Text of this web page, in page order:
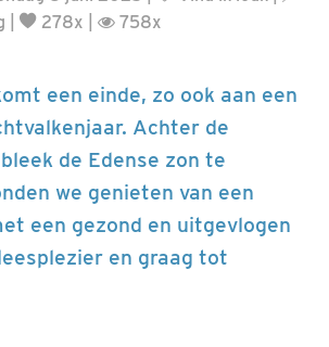
278x | 758x
een einde, zo ook aan een
Achter de
de Edense zon te
we genieten van een
een gezond en uitgevlogen
en graag tot